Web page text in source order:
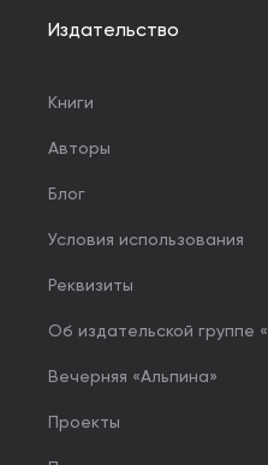
Издательство
Книги
Авторы
Блог
Условия использования
Реквизиты
Об издательской группе
Вечерняя «Альпина»
Проекты